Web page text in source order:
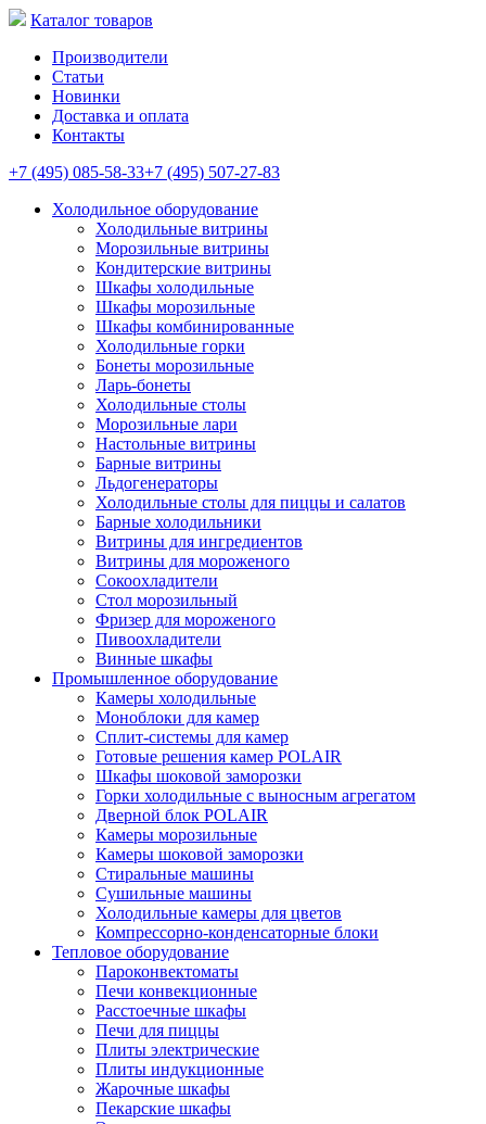
Каталог товаров
Производители
Статьи
Новинки
Доставка и оплата
Контакты
+7 (495) 085-58-33+7 (495) 507-27-83
Холодильное оборудование
Холодильные витрины
Морозильные витрины
Кондитерские витрины
Шкафы холодильные
Шкафы морозильные
Шкафы комбинированные
Холодильные горки
Бонеты морозильные
Ларь-бонеты
Холодильные столы
Морозильные лари
Настольные витрины
Барные витрины
Льдогенераторы
Холодильные столы для пиццы и салатов
Барные холодильники
Витрины для ингредиентов
Витрины для мороженого
Сокоохладители
Стол морозильный
Фризер для мороженого
Пивоохладители
Винные шкафы
Промышленное оборудование
Камеры холодильные
Моноблоки для камер
Сплит-системы для камер
Готовые решения камер POLAIR
Шкафы шоковой заморозки
Горки холодильные с выносным агрегатом
Дверной блок POLAIR
Камеры морозильные
Камеры шоковой заморозки
Стиральные машины
Сушильные машины
Холодильные камеры для цветов
Компрессорно-конденсаторные блоки
Тепловое оборудование
Пароконвектоматы
Печи конвекционные
Расстоечные шкафы
Печи для пиццы
Плиты электрические
Плиты индукционные
Жарочные шкафы
Пекарские шкафы